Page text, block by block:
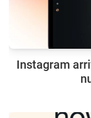
Instagram